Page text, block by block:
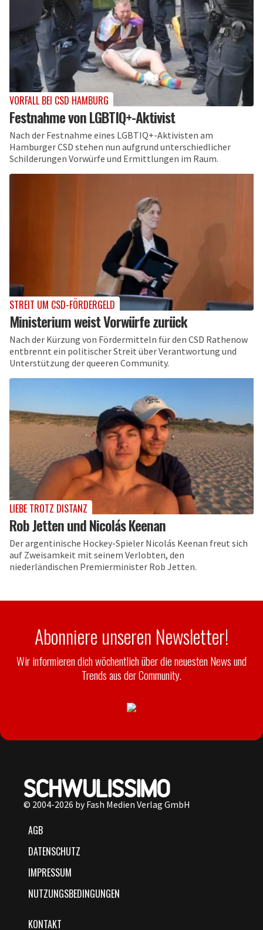
VORFALL BEI CSD HAMBURG
Festnahme von LGBTIQ+-Aktivist
Nach der Festnahme eines LGBTIQ+-Aktivisten am
Hamburger CSD stehen nun aufgrund unterschiedlicher
Schilderungen Vorwürfe und Ermittlungen im Raum.
STREIT UM CSD-FÖRDERGELD
Ministerium weist Vorwürfe zurück
Nach der Kürzung von Fördermitteln für den CSD Rathenow
entbrennt ein politischer Streit über Verantwortung und
Unterstützung der queeren Community.
LIEBE TROTZ DISTANZ
Rob Jetten und Nicolás Keenan
Der argentinische Hockey-Spieler Nicolás Keenan freut sich
auf Zweisamkeit mit seinem Verlobten, den
niederländischen Premierminister Rob Jetten.
Abonniere unseren Newsletter!
Wir informieren dich wöchentlich über die neuesten News und
Trends aus der Community.
© 2004-2026 by Fash Medien Verlag GmbH
AGB
DATENSCHUTZ
IMPRESSUM
NUTZUNGSBEDINGUNGEN
KONTAKT